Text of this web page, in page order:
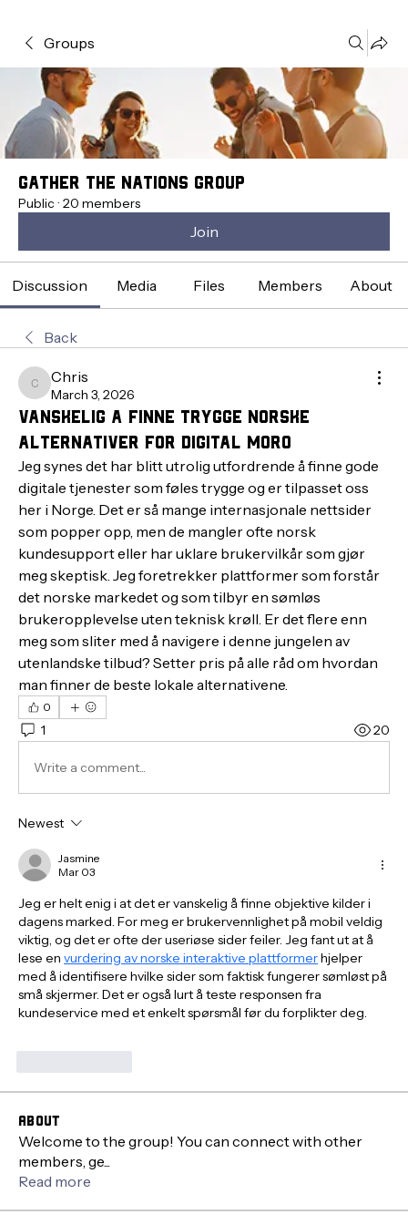
Groups
Gather the Nations Group
Public · 20 members
Join
Discussion Media Files Members About
Back
Chris
Chris
March 3, 2026
Vanskelig å finne trygge norske
alternativer for digital moro
Jeg synes det har blitt utrolig utfordrende å finne gode
digitale tjenester som føles trygge og er tilpasset oss
her i Norge. Det er så mange internasjonale nettsider
som popper opp, men de mangler ofte norsk
kundesupport eller har uklare brukervilkår som gjør
meg skeptisk. Jeg foretrekker plattformer som forstår
det norske markedet og som tilbyr en sømløs
brukeropplevelse uten teknisk krøll. Er det flere enn
meg som sliter med å navigere i denne jungelen av
utenlandske tilbud? Setter pris på alle råd om hvordan
man finner de beste lokale alternativene.
0
1 20
Write a comment...
Newest
Jasmine
Mar 03
Jeg er helt enig i at det er vanskelig å finne objektive kilder i
dagens marked. For meg er brukervennlighet på mobil veldig
viktig, og det er ofte der useriøse sider feiler. Jeg fant ut at å
lese en vurdering av norske interaktive plattformer hjelper
med å identifisere hvilke sider som faktisk fungerer sømløst på
små skjermer. Det er også lurt å teste responsen fra
kundeservice med et enkelt spørsmål før du forplikter deg.
About
Welcome to the group! You can connect with other
members, ge...
Read more